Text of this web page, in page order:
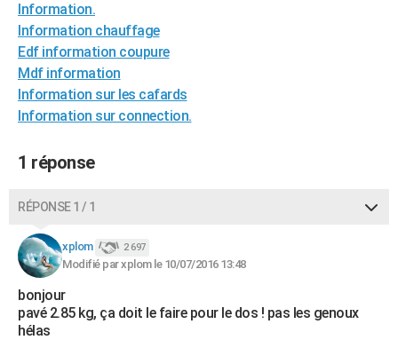
GUIDES D'ACHAT
BONS PLANS
CARTE DE VOEUX
Dictionnaire
Biographies
Citations
Expressions
Proverbes
PROGRAMME TV
COPAINS D'AVANT
S'inscrire
Se connecter
Lycées
Collèges
Primaires
Universités
Entreprises
Service militaire
Avis de recherche
AVIS DE DÉCÈS
Bricolage
Lifestyle
Culture
Sport
Auto
Television
Voyage
Cinema
Information.
Information chauffage
Edf information coupure
Mdf information
Information sur les cafards
Information sur connection.
1 réponse
RÉPONSE 1 / 1
xplom 2 697
Modifié par xplom le 10/07/2016 13:48
bonjour
pavé 2.85 kg, ça doit le faire pour le dos ! pas les genoux
hélas